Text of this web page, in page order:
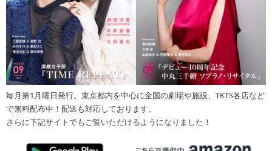
毎月第1月曜日発行。東京都内を中心に全国の劇場や施設、TKTS各店など
で無料配布中！配送も対応しております。
さらに下記サイトでもご覧いただけるようになりました！